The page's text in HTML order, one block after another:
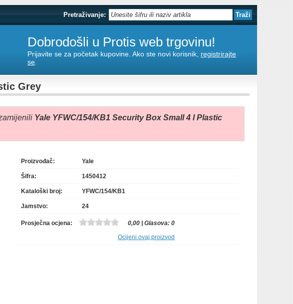
Pretraživanje:
Dobrodošli u Protis web trgovinu!
Prijavite se za početak kupovine. Ako ste novi korisnik, registrirajte
se
Grey
Yale YFWC/154/KB1 Security Box Small 4 l Plastic
Proizvođač: Yale
Šifra: 1450412
Kataloški broj: YFWC/154/KB1
Jamstvo: 24
Prosječna ocjena: 0,00 | Glasova: 0
Ocijeni ovaj proizvod